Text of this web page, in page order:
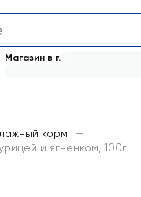
Магазин в г.
корм
—
и ягненком, 100г